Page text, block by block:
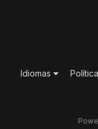
Idiomas